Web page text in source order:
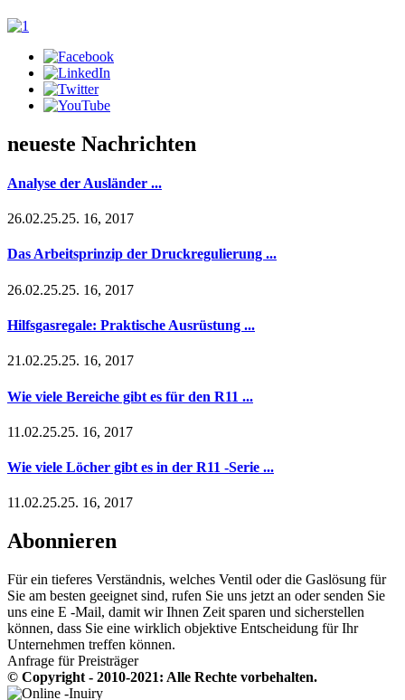
neueste Nachrichten
Analyse der Ausländer ...
26.02.25.25. 16, 2017
Das Arbeitsprinzip der Druckregulierung ...
26.02.25.25. 16, 2017
Hilfsgasregale: Praktische Ausrüstung ...
21.02.25.25. 16, 2017
Wie viele Bereiche gibt es für den R11 ...
11.02.25.25. 16, 2017
Wie viele Löcher gibt es in der R11 -Serie ...
11.02.25.25. 16, 2017
Abonnieren
Für ein tieferes Verständnis, welches Ventil oder die Gaslösung für
Sie am besten geeignet sind, rufen Sie uns jetzt an oder senden Sie
uns eine E -Mail, damit wir Ihnen Zeit sparen und sicherstellen
können, dass Sie eine wirklich objektive Entscheidung für Ihr
Unternehmen treffen können.
Anfrage für Preisträger
© Copyright - 2010-2021: Alle Rechte vorbehalten.